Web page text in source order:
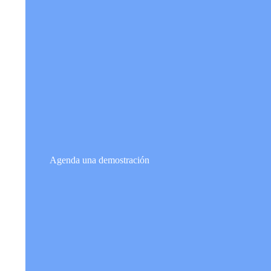
Agenda una demostración